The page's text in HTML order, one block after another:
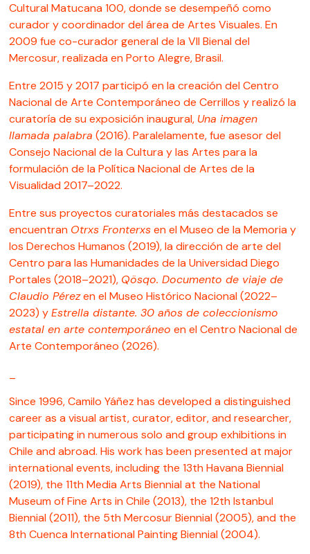
Cultural Matucana 100, donde se desempeñó como
curador y coordinador del área de Artes Visuales. En
2009 fue co-curador general de la VII Bienal del
Mercosur, realizada en Porto Alegre, Brasil.
Entre 2015 y 2017 participó en la creación del Centro
Nacional de Arte Contemporáneo de Cerrillos y realizó la
curatoría de su exposición inaugural, Una imagen
llamada palabra (2016). Paralelamente, fue asesor del
Consejo Nacional de la Cultura y las Artes para la
formulación de la Política Nacional de Artes de la
Visualidad 2017–2022.
Entre sus proyectos curatoriales más destacados se
encuentran Otrxs Fronterxsen el Museo de la Memoria y
los Derechos Humanos (2019), la dirección de arte del
Centro para las Humanidades de la Universidad Diego
Portales (2018–2021), Qösqo. Documento de viaje de
Claudio Pérezen el Museo Histórico Nacional (2022–
2023) yEstrella distante. 30 años de coleccionismo
estatal en arte contemporáneo en el Centro Nacional de
Arte Contemporáneo (2026).
Since 1996, Camilo Yáñez has developed a distinguished
career as a visual artist, curator, editor, and researcher,
participating in numerous solo and group exhibitions in
Chile and abroad. His work has been presented at major
international events, including the 13th Havana Biennial
(2019), the 11th Media Arts Biennial at the National
Museum of Fine Arts in Chile (2013), the 12th Istanbul
Biennial (2011), the 5th Mercosur Biennial (2005), and the
8th Cuenca International Painting Biennial (2004).